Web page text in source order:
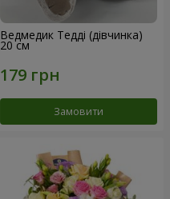
Ведмедик Тедді (дівчинка)
20 см
Замовити